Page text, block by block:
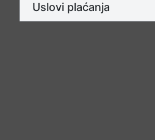
Uslovi plaćanja